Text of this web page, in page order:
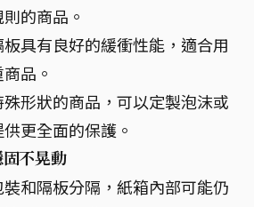
的商品。
具有良好的緩衝性能，適合用
品。
殊形狀的商品，可以定製泡沫或
更全面的保護。
不晃動
和隔板分隔，紙箱內部可能仍